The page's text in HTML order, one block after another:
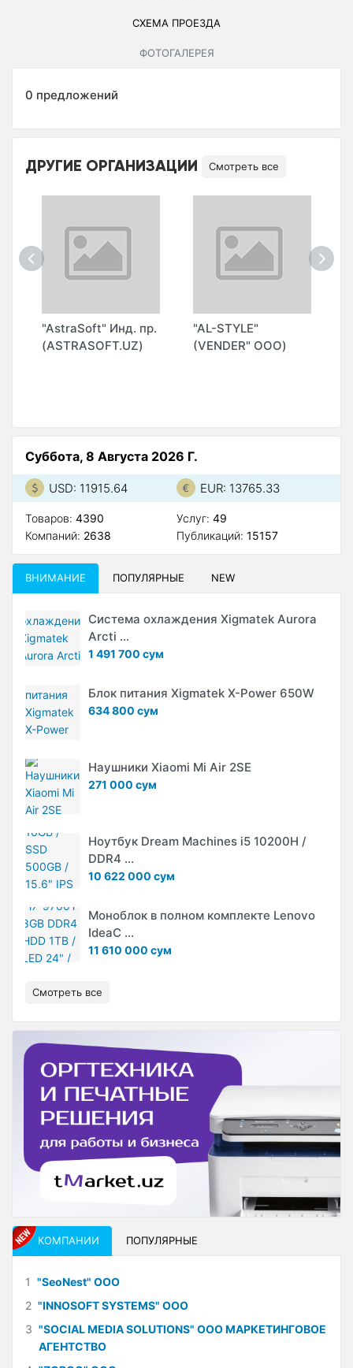
СХЕМА ПРОЕЗДА
ФОТОГАЛЕРЕЯ
0 предложений
ДРУГИЕ ОРГАНИЗАЦИИ Смотреть все
"AstraSoft" Инд. пр.
(ASTRASOFT.UZ)
"AL-STYLE"
(VENDER" ООО)
Суббота, 8 Августа 2026 Г.
USD: 11915.64 EUR: 13765.33
Товаров: 4390
Компаний: 2638
Услуг: 49
Публикаций: 15157
ВНИМАНИЕ ПОПУЛЯРНЫЕ NEW
Система охлаждения Xigmatek Aurora
Arcti ...
1 491 700 сум
Блок питания Xigmatek X-Power 650W
634 800 сум
Наушники Xiaomi Mi Air 2SE
271 000 сум
Ноутбук Dream Machines i5 10200H /
DDR4 ...
10 622 000 сум
Моноблок в полном комплекте Lenovo
IdeaC ...
11 610 000 сум
Смотреть все
КОМПАНИИ ПОПУЛЯРНЫЕ
1 "SeoNest" ООО
2 "INNOSOFT SYSTEMS" ООО
3 "SOCIAL MEDIA SOLUTIONS" ООО МАРКЕТИНГОВОЕ
АГЕНТСТВО